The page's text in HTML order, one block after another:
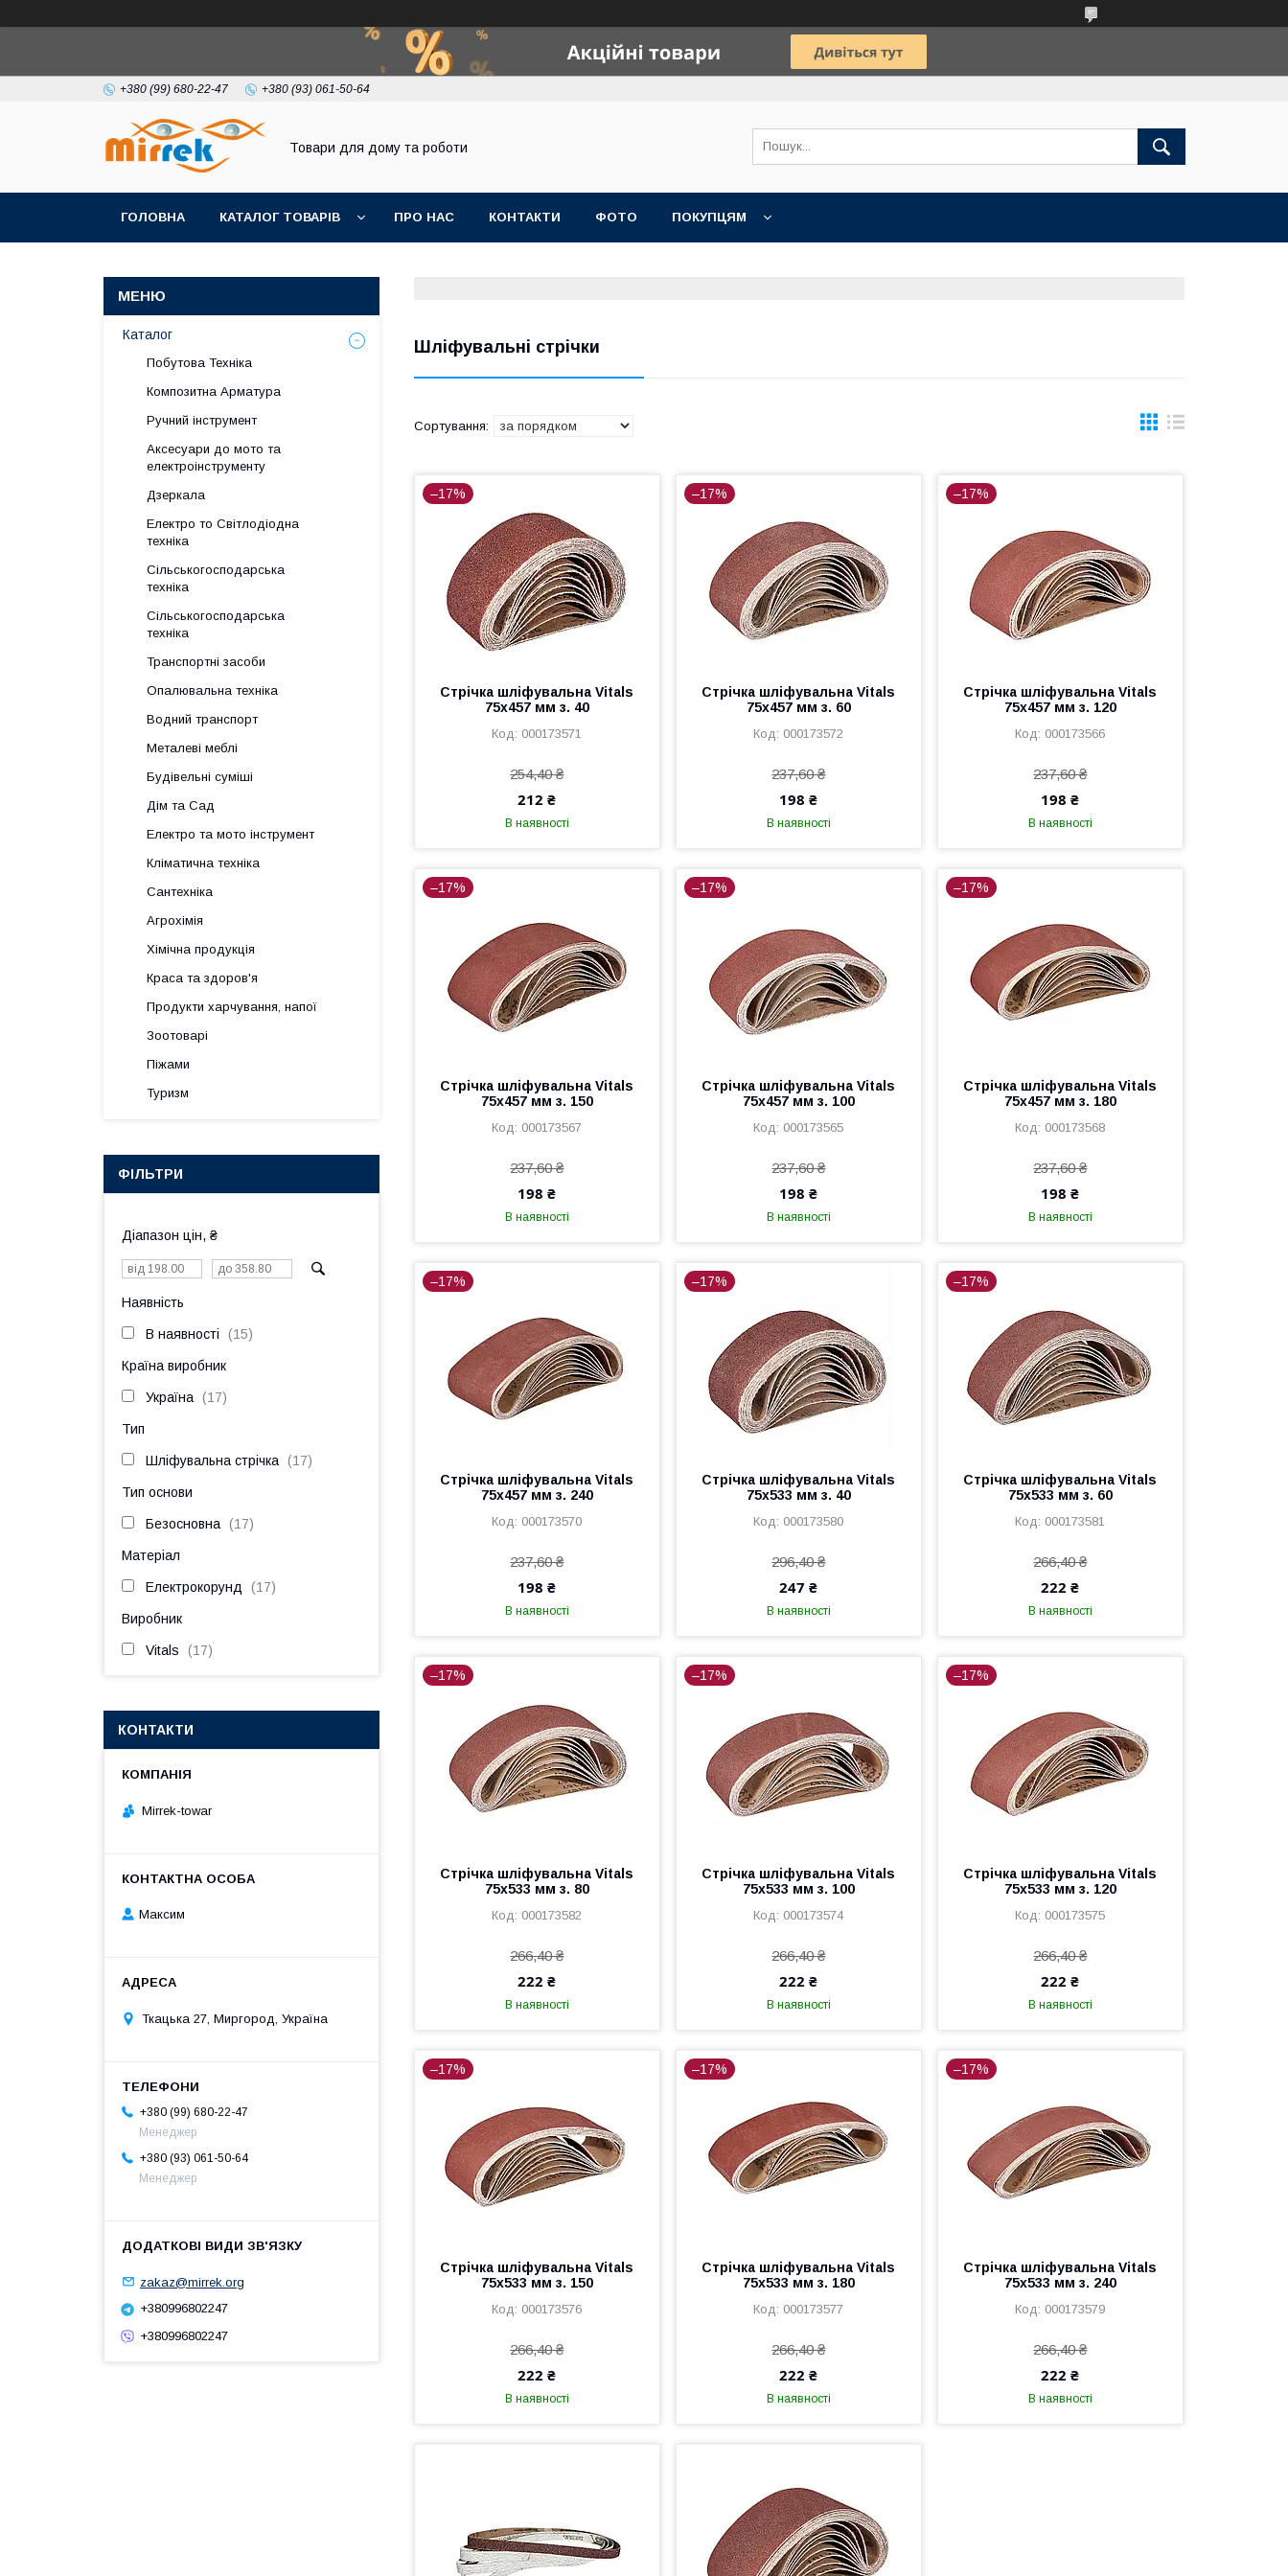
+380 (99) 680-22-47 +380 (93) 061-50-64
Товари для дому та роботи
ГОЛОВНА КАТАЛОГ ТОВАРІВ ПРО НАС КОНТАКТИ ФОТО ПОКУПЦЯМ
Шліфувальні стрічки
–17%
Стрічка шліфувальна Vitals
75х457 мм з. 40
000173571
254,40 ₴
212 ₴
В наявності
–17%
Стрічка шліфувальна Vitals
75х457 мм з. 60
000173572
237,60 ₴
198 ₴
В наявності
–17%
Стрічка шліфувальна Vitals
75х457 мм з. 120
000173566
237,60 ₴
198 ₴
В наявності
–17%
Стрічка шліфувальна Vitals
75х457 мм з. 150
000173567
237,60 ₴
198 ₴
В наявності
–17%
Стрічка шліфувальна Vitals
75х457 мм з. 100
000173565
237,60 ₴
198 ₴
В наявності
–17%
Стрічка шліфувальна Vitals
75х457 мм з. 180
000173568
237,60 ₴
198 ₴
В наявності
–17%
Стрічка шліфувальна Vitals
75х457 мм з. 240
000173570
237,60 ₴
198 ₴
В наявності
–17%
Стрічка шліфувальна Vitals
75х533 мм з. 40
000173580
296,40 ₴
247 ₴
В наявності
–17%
Стрічка шліфувальна Vitals
75х533 мм з. 60
000173581
266,40 ₴
222 ₴
В наявності
–17%
Стрічка шліфувальна Vitals
75х533 мм з. 80
000173582
266,40 ₴
222 ₴
В наявності
–17%
Стрічка шліфувальна Vitals
75х533 мм з. 100
000173574
266,40 ₴
222 ₴
В наявності
–17%
Стрічка шліфувальна Vitals
75х533 мм з. 120
000173575
266,40 ₴
222 ₴
В наявності
–17%
Стрічка шліфувальна Vitals
75х533 мм з. 150
000173576
266,40 ₴
222 ₴
В наявності
–17%
Стрічка шліфувальна Vitals
75х533 мм з. 180
000173577
266,40 ₴
222 ₴
В наявності
–17%
Стрічка шліфувальна Vitals
75х533 мм з. 240
000173579
266,40 ₴
222 ₴
В наявності
Каталог
Побутова Техніка
Композитна Арматура
Ручний інструмент
Аксесуари до мото та
електроінструменту
Дзеркала
Електро то Світлодіодна
техніка
Сільськогосподарська
техніка
Сільськогосподарська
техніка
Транспортні засоби
Опалювальна техніка
Водний транспорт
Металеві меблі
Будівельні суміші
Дім та Сад
Електро та мото інструмент
Кліматична техніка
Сантехніка
Агрохімія
Хімічна продукція
Краса та здоров'я
Продукти харчування, напої
Зоотоварі
Піжами
Туризм
ФІЛЬТРИ
Діапазон цін, ₴
Наявність
В наявності 15
Країна виробник
Україна 17
Тип
Шліфувальна стрічка 17
Тип основи
Безосновна 17
Матеріал
Електрокорунд 17
Виробник
Vitals 17
КОНТАКТИ
Mirrek-towar
Максим
Ткацька 27, Миргород, Україна
+380 (99) 680-22-47
Менеджер
+380 (93) 061-50-64
Менеджер
zakaz@mirrek.org
+380996802247
+380996802247